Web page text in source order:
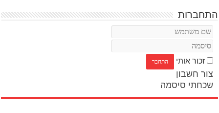
התחברות
זכור אותי
צור חשבון
שכחתי סיסמה